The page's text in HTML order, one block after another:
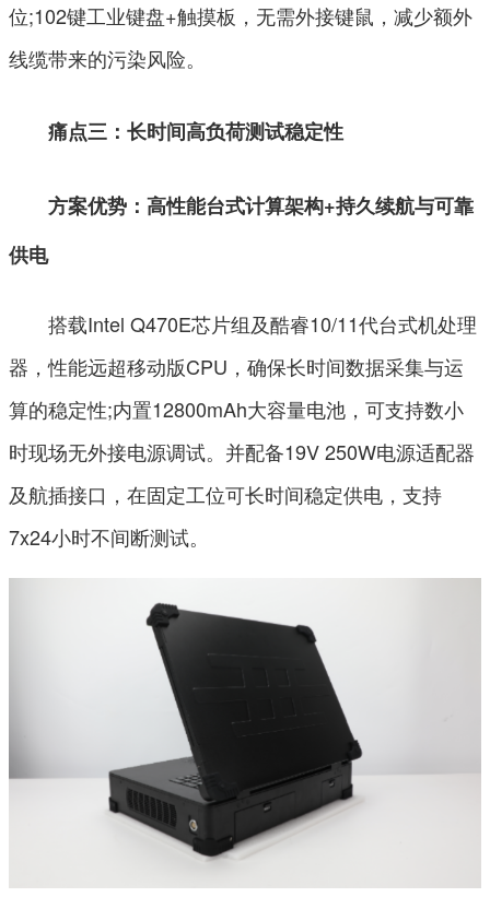
位;102键工业键盘+触摸板，无需外接键鼠，减少额外
线缆带来的污染风险。
痛点三：长时间高负荷测试稳定性
方案优势：高性能台式计算架构+持久续航与可靠
供电
搭载Intel Q470E芯片组及酷睿10/11代台式机处理
器，性能远超移动版CPU，确保长时间数据采集与运
算的稳定性;内置12800mAh大容量电池，可支持数小
时现场无外接电源调试。并配备19V 250W电源适配器
及航插接口，在固定工位可长时间稳定供电，支持
7x24小时不间断测试。